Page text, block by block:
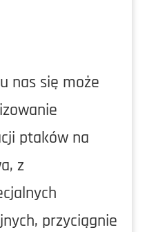
nas się może
ptaków na
z
przyciągnie